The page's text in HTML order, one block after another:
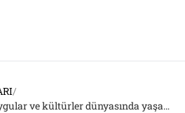
/
Çağımızın sınıf savaşı duygular ve kültürler dünyasında yaşanıyor